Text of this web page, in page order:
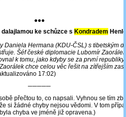
●●●
ke schůzce s Kondradem
Daniela Hermana (KDU-ČSL) s tibetským
Šéf české diplomacie Lubomír
k tomu, jako kdyby se za první
chce celou věc řešit na zítřejším
17:02)
─────
přečtou to, co napsali. Vyhnou se tím
si žádné chyby nejsou vědomi. V tom
chyba ve jméně již opravena.)